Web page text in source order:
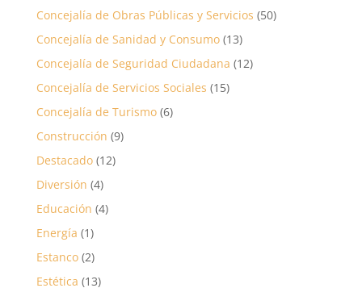
Concejalía de Obras Públicas y Servicios (50)
Concejalía de Sanidad y Consumo(13)
Concejalía de Seguridad Ciudadana (12)
Concejalía de Servicios Sociales (15)
Concejalía de Turismo(6)
Construcción (9)
Destacado(12)
Diversión (4)
Educación (4)
Energía (1)
Estanco(2)
Estética (13)